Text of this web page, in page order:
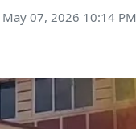
07, 2026 10:14 PM